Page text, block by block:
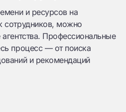
и ресурсов на
сотрудников, можно
Профессиональные
процесс — от поиска
и рекомендаций